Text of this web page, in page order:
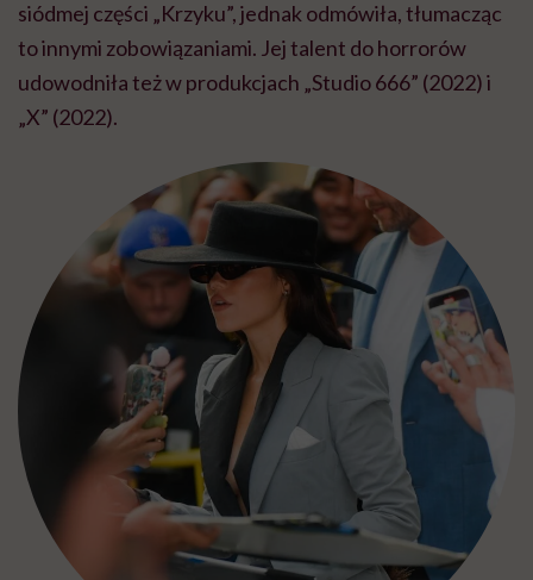
siódmej części „Krzyku”, jednak odmówiła, tłumacząc
to innymi zobowiązaniami. Jej talent do horrorów
udowodniła też w produkcjach „Studio 666” (2022) i
„X” (2022).